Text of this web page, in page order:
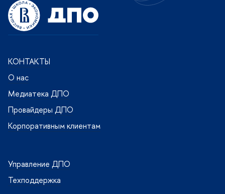
КОНТАКТЫ
О нас
Медиатека ДПО
Провайдеры ДПО
Корпоративным клиентам
Управление ДПО
Техподдержка